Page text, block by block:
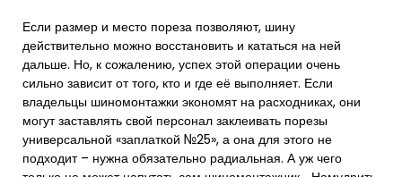
Если размер и место пореза позволяют, шину
действительно можно восстановить и кататься на ней
дальше. Но, к сожалению, успех этой операции очень
сильно зависит от того, кто и где её выполняет. Если
владельцы шиномонтажки экономят на расходниках, они
могут заставлять свой персонал заклеивать порезы
универсальной «заплаткой №25», а она для этого не
подходит – нужна обязательно радиальная. А уж чего